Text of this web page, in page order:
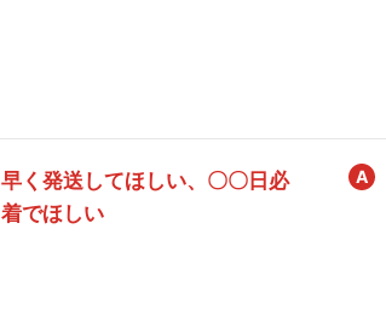
早く発送してほしい、〇〇日必
着でほしい